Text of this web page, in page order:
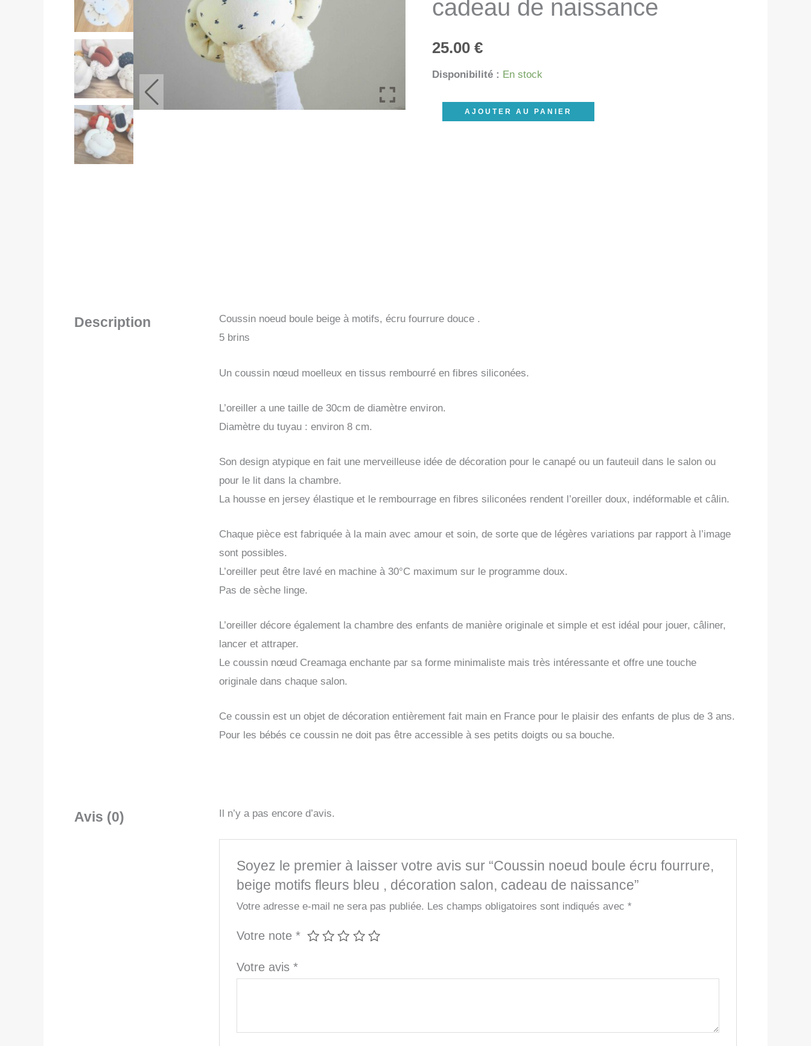
cadeau de naissance
25.00 €
Disponibilité : En stock
quantité
,
cadeau
naissance
AJOUTER AU PANIER
Description
Coussin noeud boule beige à motifs, écru fourrure douce .
5 brins
Un coussin nœud moelleux en tissus rembourré en fibres siliconées.
L’oreiller a une taille de 30cm de diamètre environ.
Diamètre du tuyau : environ 8 cm.
Son design atypique en fait une merveilleuse idée de décoration pour le canapé ou un fauteuil dans le salon ou
pour le lit dans la chambre.
La housse en jersey élastique et le rembourrage en fibres siliconées rendent l’oreiller doux, indéformable et câlin.
Chaque pièce est fabriquée à la main avec amour et soin, de sorte que de légères variations par rapport à l’image
sont possibles.
L’oreiller peut être lavé en machine à 30°C maximum sur le programme doux.
Pas de sèche linge.
L’oreiller décore également la chambre des enfants de manière originale et simple et est idéal pour jouer, câliner,
lancer et attraper.
Le coussin nœud Creamaga enchante par sa forme minimaliste mais très intéressante et offre une touche
originale dans chaque salon.
Ce coussin est un objet de décoration entièrement fait main en France pour le plaisir des enfants de plus de 3 ans.
Pour les bébés ce coussin ne doit pas être accessible à ses petits doigts ou sa bouche.
Avis (0) Il n’y a pas encore d’avis.
Soyez le premier à laisser votre avis sur “Coussin noeud boule écru fourrure,
beige motifs fleurs bleu , décoration salon, cadeau de naissance”
Votre adresse e-mail ne sera pas publiée. Les champs obligatoires sont indiqués avec*
Votre note*
Votre avis*